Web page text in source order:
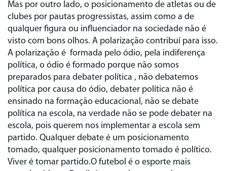
Mas por outro lado, o posicionamento de atletas ou de
clubes por pautas progressistas, assim como a de
qualquer figura ou influenciador na sociedade não é
visto com bons olhos. A polarização contribuí para isso.
A polarização é formada pelo ódio, pela indiferença
política, o ódio é formado porque não somos
preparados para debater política , não debatemos
política por causa do ódio, debater política não é
ensinado na formação educacional, não se debate
política na escola, na verdade não se pode debater na
escola, pois querem nos implementar a escola sem
partido. Qualquer debate é um posicionamento
tomado, qualquer posicionamento tomado é político.
Viver é tomar partido.O futebol é o esporte mais